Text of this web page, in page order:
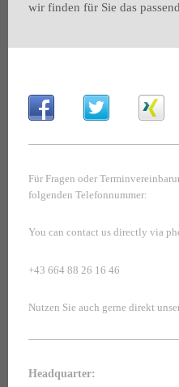
wir finden für Sie das
Für Fragen oder
folgenden Telefonnummer:
You can contact us directly via
+43 664 88 26 16 46
Nutzen Sie auch gerne direkt
Headquarter: